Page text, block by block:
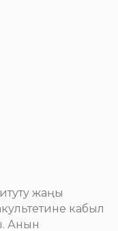
жаңы
кабыл
Анын